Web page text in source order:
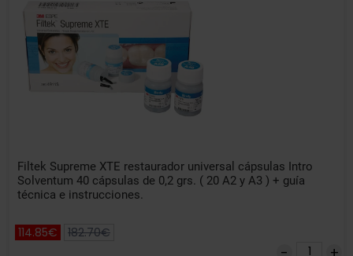
Filtek Supreme XTE restaurador universal cápsulas Intro
Solventum 40 cápsulas de 0,2 grs. ( 20 A2 y A3 ) + guía
técnica e instrucciones.
114.85€ 182.70€